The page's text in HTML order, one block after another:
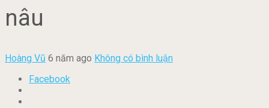
nâu
Hoàng Vũ 6 năm ago Không có bình luận
Facebook